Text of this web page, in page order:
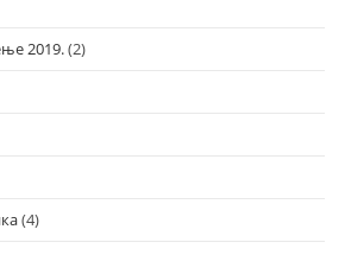
2019.(2)
(4)